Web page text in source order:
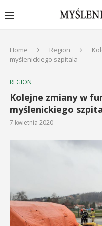
Home Region
myślenickiego szpitala
REGION
Kolejne zmiany w
myślenickiego
7 kwietnia 2020